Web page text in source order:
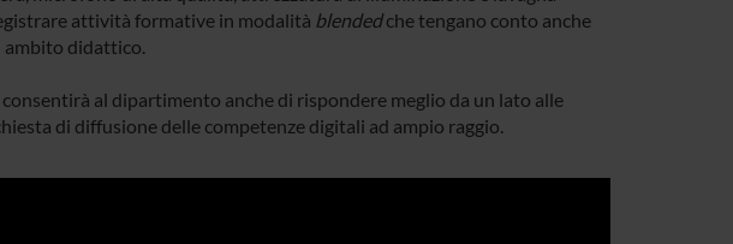
attività formative in modalità blendedche tengano conto anche
didattico.
al dipartimento anche di rispondere meglio da un lato alle
di diffusione delle competenze digitali ad ampio raggio.